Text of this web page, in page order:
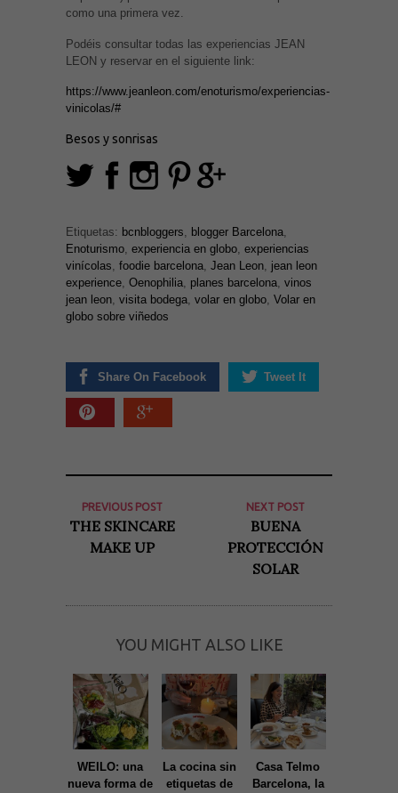
como una primera vez.
Podéis consultar todas las experiencias JEAN
LEON y reservar en el siguiente link:
https://www.jeanleon.com/enoturismo/experiencias-
vinicolas/#
Besos y sonrisas
Etiquetas: bcnbloggers, blogger Barcelona,
Enoturismo, experiencia en globo, experiencias
vinícolas, foodie barcelona, Jean Leon, jean leon
experience, Oenophilia, planes barcelona, vinos
jean leon, visita bodega, volar en globo, Volar en
globo sobre viñedos
Share On Facebook Tweet It
PREVIOUS POST
THE SKINCARE
MAKE UP
NEXT POST
BUENA
PROTECCIÓN
SOLAR
YOU MIGHT ALSO LIKE
WEILO: una
nueva forma de
La cocina sin
etiquetas de
Casa Telmo
Barcelona, la
Estadísticas
cookies no
opcionales.
Son
necesarias
para que
web. Para
que